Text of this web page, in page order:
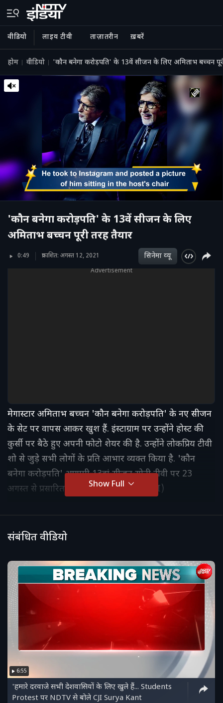
वीडियो लाइव टीवी ताज़ातरीन ख़बरें
होम वीडियो 'कौन बनेगा करोड़पति' के 13वें सीजन के लिए अमिताभ बच्चन
'कौन बनेगा करोड़पति' के 13वें सीजन के लिए
अमिताभ बच्चन पूरी तरह तैयार
0:49 प्रकाशित: अगस्त 12, 2021 सिनेमा व्‍यू
Advertisement
मेगास्टार अमिताभ बच्चन 'कौन बनेगा करोड़पति' के नए सीजन
के सेट पर वापस आकर खुश हैं. इंस्टाग्राम पर उन्होंने होस्ट की
कुर्सी पर बैठे हुए अपनी फोटो शेयर की है. उन्होंने लोकप्रिय टीवी
शो से जुड़े सभी लोगों के प्रति आभार व्यक्त किया है. 'कौन
बनेगा करोड़पति' आगामी 13वां सीजन सोनी टीवी पर 23
अगस्त से प्रसारित होने वाला है. (Credit: ANI)
Show Full
संबंधित वीडियो
6:55
'हमारे दरवाजे सभी देशवासियों के लिए खुले हैं... Students
Protest पर NDTV से बोले CJI Surya Kant